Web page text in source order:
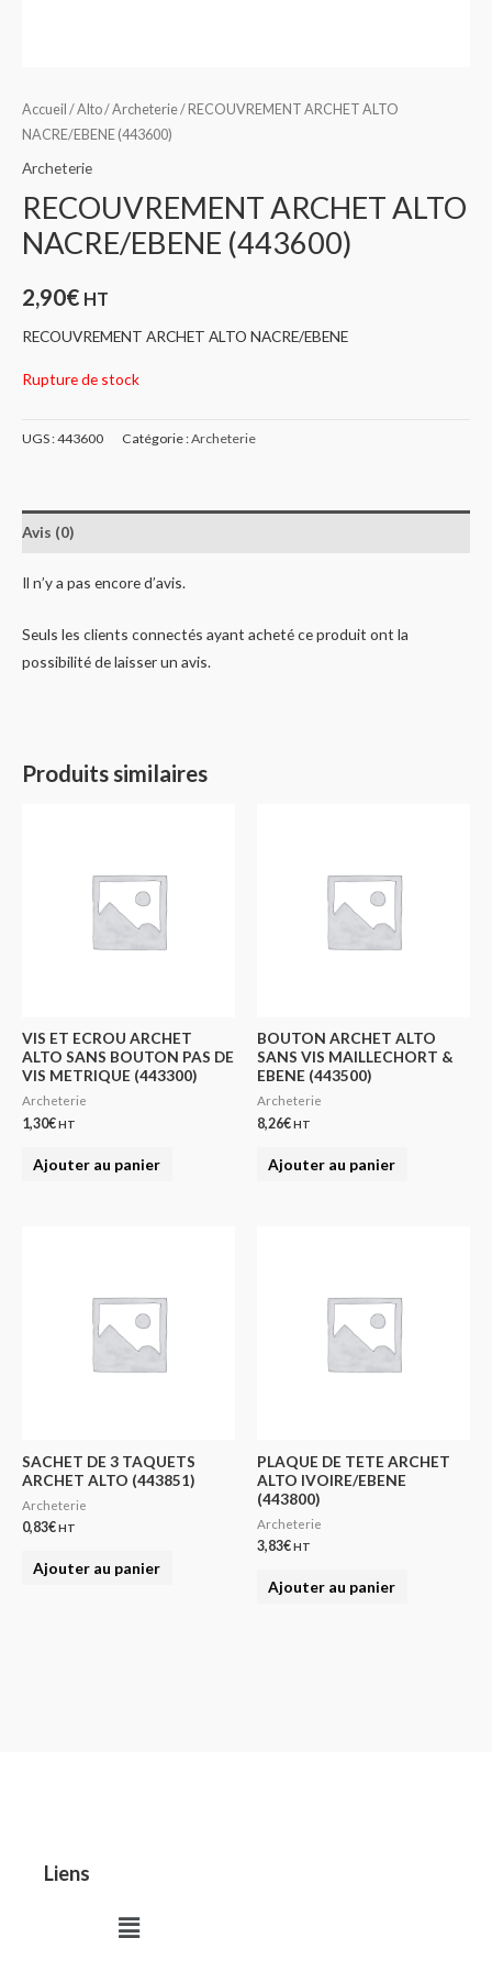
Accueil /Alto/Archeterie/ RECOUVREMENT ARCHET ALTO
NACRE/EBENE (443600)
Archeterie
RECOUVREMENT ARCHET ALTO
NACRE/EBENE (443600)
2,90€ HT
RECOUVREMENT ARCHET ALTO NACRE/EBENE
Rupture de stock
UGS :443600 Catégorie :Archeterie
Avis (0)
Il n’y a pas encore d’avis.
Seuls les clients connectés ayant acheté ce produit ont la
possibilité de laisser un avis.
Produits similaires
VIS ET ECROU ARCHET
ALTO SANS BOUTON PAS DE
VIS METRIQUE (443300)
Archeterie
1,30€HT
Ajouter au panier
BOUTON ARCHET ALTO
SANS VIS MAILLECHORT &
EBENE (443500)
Archeterie
8,26€HT
Ajouter au panier
SACHET DE 3 TAQUETS
ARCHET ALTO (443851)
Archeterie
0,83€HT
Ajouter au panier
PLAQUE DE TETE ARCHET
ALTO IVOIRE/EBENE
(443800)
Archeterie
3,83€HT
Ajouter au panier
Liens
Menu